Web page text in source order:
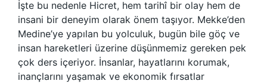
İşte bu nedenle Hicret, hem tarihî bir olay hem de
insani bir deneyim olarak önem taşıyor. Mekke’den
Medine’ye yapılan bu yolculuk, bugün bile göç ve
insan hareketleri üzerine düşünmemiz gereken pek
çok ders içeriyor. İnsanlar, hayatlarını korumak,
inançlarını yaşamak ve ekonomik fırsatlar